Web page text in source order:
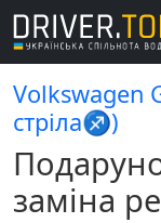
Volkswagen
стріла♐)
заміна